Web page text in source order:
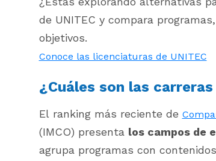
de UNITEC y compara
objetivos.
Conoce las licenciaturas de UNITEC
¿Cuáles son las
El ranking más reciente de
(IMCO) presenta los campos de
agrupa programas con